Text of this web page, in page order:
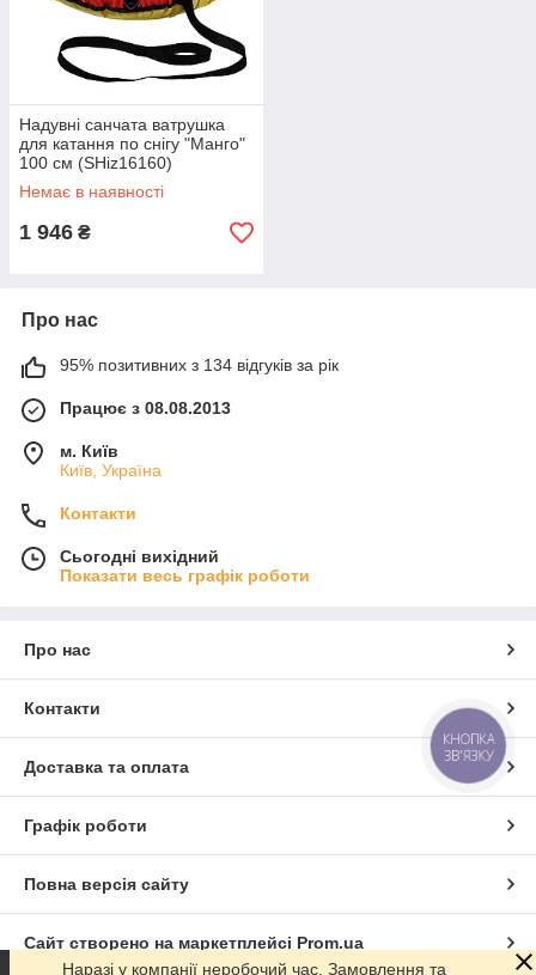
Надувні санчата ватрушка
для катання по снігу "Манго"
100 см (SHiz16160)
Немає в наявності
1 946 ₴
Про нас
95% позитивних з 134 відгуків за рік
Працює з 08.08.2013
м. Київ
Київ, Україна
Контакти
Сьогодні вихідний
Показати весь графік роботи
Про нас
Контакти
Доставка та оплата
Графік роботи
Повна версія сайту
Сайт створено на маркетплейсі Prom.ua
Наразі у компанії неробочий час. Замовлення та
КНОПКА
ЗВ'ЯЗКУ